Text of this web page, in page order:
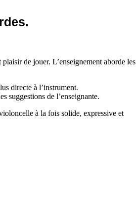
de jouer. L’enseignement aborde les
directe à l’instrument.
suggestions de l’enseignante.
à la fois solide, expressive et